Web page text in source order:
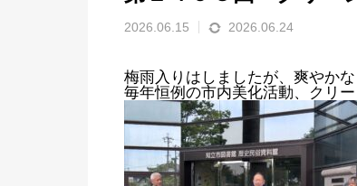
2026.06.15 2026.06.24
梅雨入りはしましたが、爽やかな
毎年恒例の市内美化活動、クリ